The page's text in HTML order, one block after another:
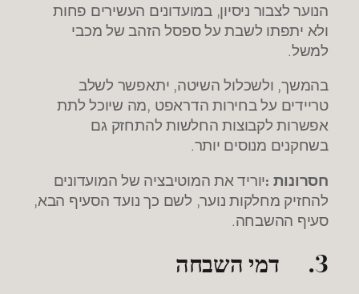
הנוער לצבור ניסיון, במועדונים העשירים פחות
ולא יתפתו לשבת על ספסל הזהב של מכבי
למשל.
בהמשך, ולשכלול השיטה, יתאפשר לשלב
טריידים על בחירות הדראפט ,מה שיוכל לתת
אפשרות לקבוצות החלשות להתחזק גם
בשחקנים מנוסים יותר.
חסרונות :יוריד את המוטיבציה של המועדונים
להחזיק מחלקות נוער, לשם כך נועד הסעיף הבא,
סעיף ההשבחה.
3. דמי השבחה